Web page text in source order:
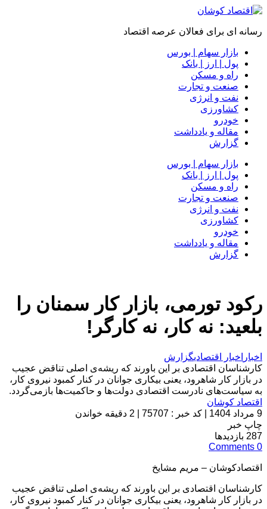
رسانه ای برای فعالان عرصه اقتصاد
بازار سهام | بورس
پول | ارز | بانک
راه و مسکن
صنعت و تجارت
نفت و انرژی
کشاورزی
خودرو
مقاله و یادداشت
گزارش
بازار سهام | بورس
پول | ارز | بانک
راه و مسکن
صنعت و تجارت
نفت و انرژی
کشاورزی
خودرو
مقاله و یادداشت
گزارش
رکود تورمی، بازار کار سمنان را
بلعید: نه کار، نه کارگر!
اخبار اخبار اقتصادیگزارش
کارشناسان اقتصادی بر این باورند که ریشه‌ی اصلی تناقض عجیب
در بازار کار شاهرود، یعنی بیکاری جوانان در کنار کمبود نیروی کار،
به سیاست‌های نادرست اقتصادی دولت‌ها و حاکمیت‌ها بازمی‌گردد.
اقتصاد کوشان
9 مرداد 1404
کد خبر : 75707
2 دقیقه خواندن
چاپ خبر
287 بازدیدها
0
Comments
اقتصادکوشان – مریم مشایخ
کارشناسان اقتصادی بر این باورند که ریشه‌ی اصلی تناقض عجیب
در بازار کار شاهرود، یعنی بیکاری جوانان در کنار کمبود نیروی کار،